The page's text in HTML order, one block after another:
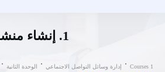
1. إنشاء منشور على فيسبوك
Courses 1 إدارة وسائل التواصل الاجتماعي الوحدة الثانية